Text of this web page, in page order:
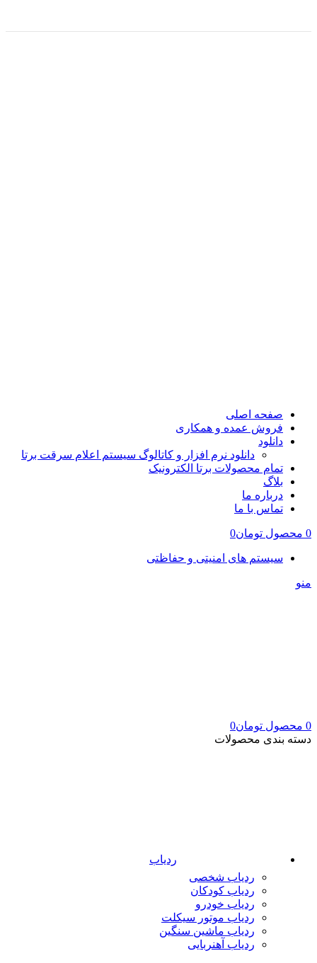
صفحه اصلی
فروش عمده و همکاری
دانلود
دانلود نرم افزار و کاتالوگ سیستم اعلام سرقت برتا
تمام محصولات برتا الکترونیک
بلاگ
درباره ما
تماس با ما
0 محصول تومان0
سیستم های امنیتی و حفاظتی
منو
0 محصول تومان0
دسته بندی محصولات
ردیاب
ردیاب شخصی
ردیاب کودکان
ردیاب خودرو
ردیاب موتور سیکلت
ردیاب ماشین سنگین
ردیاب آهنربایی